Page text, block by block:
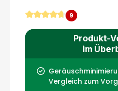
Durchschnittliche
9
Produkt-
im
Vergleich zum